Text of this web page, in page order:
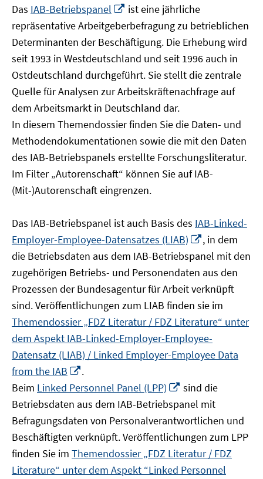
Das IAB-Betriebspanel
In
neuem
Fenster
öffnen
ist eine jährliche
repräsentative Arbeitgeberbefragung zu betrieblichen
Determinanten der Beschäftigung. Die Erhebung wird
seit 1993 in Westdeutschland und seit 1996 auch in
Ostdeutschland durchgeführt. Sie stellt die zentrale
Quelle für Analysen zur Arbeitskräftenachfrage auf
dem Arbeitsmarkt in Deutschland dar.
In diesem Themendossier finden Sie die Daten- und
Methodendokumentationen sowie die mit den Daten
des IAB-Betriebspanels erstellte Forschungsliteratur.
Im Filter „Autorenschaft“ können Sie auf IAB-
(Mit-)Autorenschaft eingrenzen.
Das IAB-Betriebspanel ist auch Basis des IAB-Linked-
Employer-Employee-Datensatzes (LIAB)
In
neuem
Fenster
öffnen
, in dem
die Betriebsdaten aus dem IAB-Betriebspanel mit den
zugehörigen Betriebs- und Personendaten aus den
Prozessen der Bundesagentur für Arbeit verknüpft
sind. Veröffentlichungen zum LIAB finden sie im
Themendossier „FDZ Literatur / FDZ Literature“ unter
dem Aspekt IAB-Linked-Employer-Employee-
Datensatz (LIAB) / Linked Employer-Employee Data
from the IAB
neuem
Fenster
öffnen
.
Beim Linked Personnel Panel (LPP)
In
neuem
Fenster
öffnen
sind die
Betriebsdaten aus dem IAB-Betriebspanel mit
Befragungsdaten von Personalverantwortlichen und
Beschäftigten verknüpft. Veröffentlichungen zum LPP
finden Sie im Themendossier „FDZ Literatur / FDZ
Literature“ unter dem Aspekt “Linked Personnel